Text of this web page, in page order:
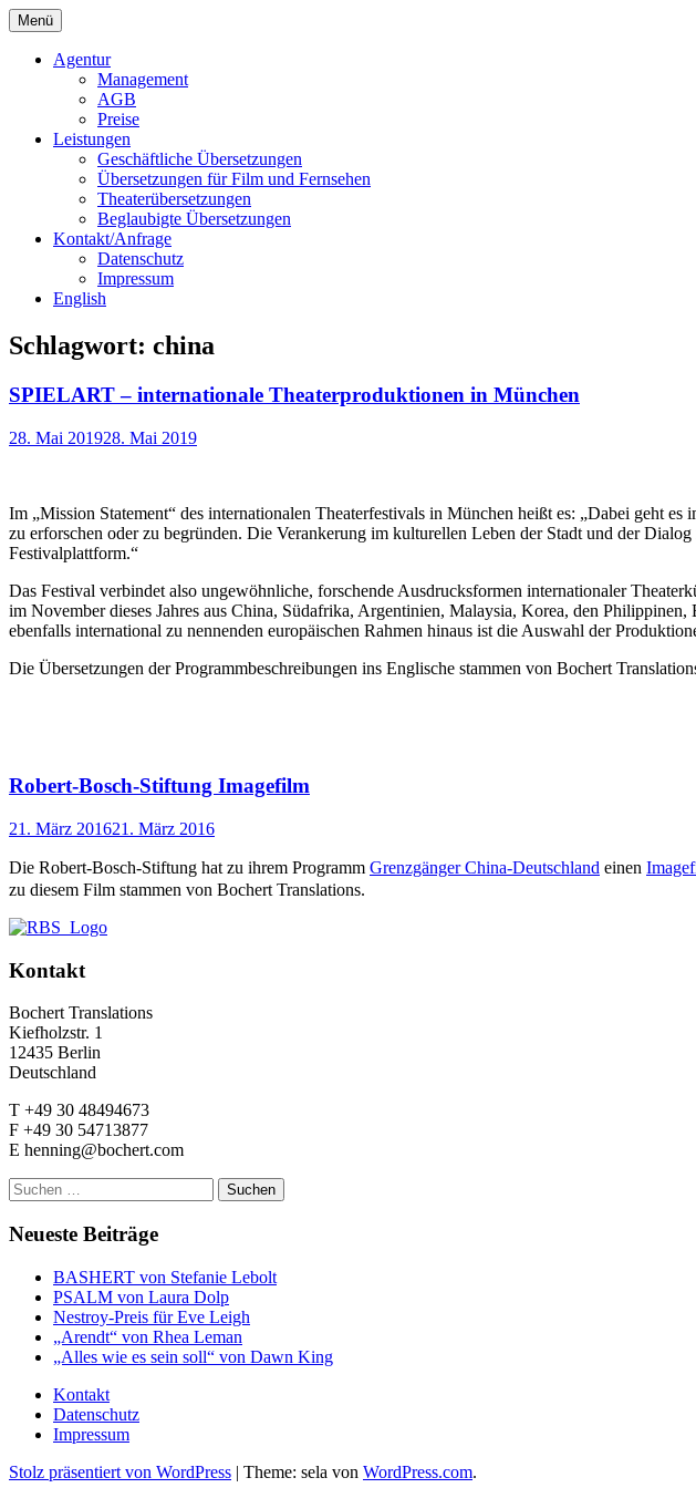
Springe
zum
InhaltBochert Translations
Menü
Agentur
Management
AGB
Preise
Leistungen
Geschäftliche Übersetzungen
Übersetzungen für Film und Fernsehen
Theaterübersetzungen
Beglaubigte Übersetzungen
Kontakt/Anfrage
Datenschutz
Impressum
English
Schlagwort: china
SPIELART – internationale Theaterproduktionen in München
28. Mai 201928. Mai 2019
Im „Mission Statement“ des internationalen Theaterfestivals in München heißt es: „Dabei geht
zu erforschen oder zu begründen. Die Verankerung im kulturellen Leben der Stadt und der
Festivalplattform.“
Das Festival verbindet also ungewöhnliche, forschende Ausdrucksformen internationaler
im November dieses Jahres aus China, Südafrika, Argentinien, Malaysia, Korea, den
ebenfalls international zu nennenden europäischen Rahmen hinaus ist die Auswahl der
Die Übersetzungen der Programmbeschreibungen ins Englische stammen von Bochert
Robert-Bosch-Stiftung Imagefilm
21. März 201621. März 2016
Die Robert-Bosch-Stiftung hat zu ihrem Programm Grenzgänger China-Deutschland einen
zu diesem Film stammen von Bochert Translations.
Kontakt
Bochert Translations
Kiefholzstr. 1
12435 Berlin
Deutschland
T +49 30 48494673
F +49 30 54713877
E henning@bochert.com
Suchen
nach:
Neueste Beiträge
BASHERT von Stefanie Lebolt
PSALM von Laura Dolp
Nestroy-Preis für Eve Leigh
„Arendt“ von Rhea Leman
„Alles wie es sein soll“ von Dawn King
Kontakt
Datenschutz
Impressum
Stolz präsentiert von WordPress | Theme: sela von WordPress.com.